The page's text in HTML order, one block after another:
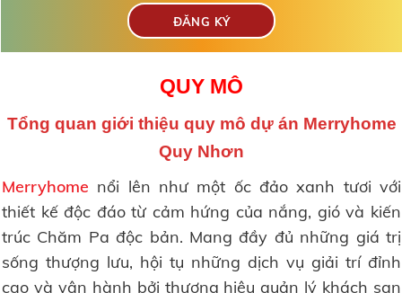
QUY MÔ
Tổng quan giới thiệu quy mô dự án Merryhome
Quy Nhơn
Merryhome nổi lên như một ốc đảo xanh tươi với
thiết kế độc đáo từ cảm hứng của nắng, gió và kiến
trúc Chăm Pa độc bản. Mang đầy đủ những giá trị
sống thượng lưu, hội tụ những dịch vụ giải trí đỉnh
cao và vận hành bởi thương hiệu quản lý khách sạn